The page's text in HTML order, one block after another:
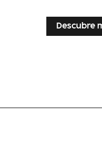
...
Descubre